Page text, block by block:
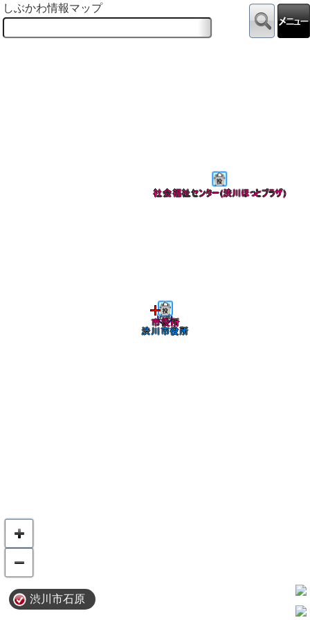
渋川市石原
しぶかわ情報マップ